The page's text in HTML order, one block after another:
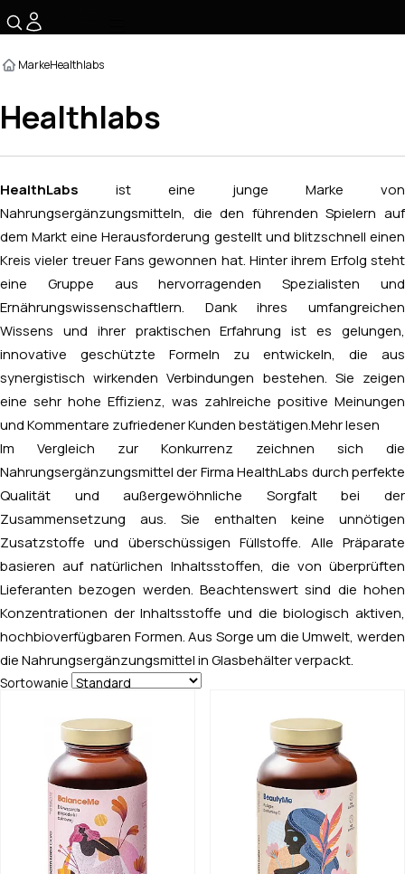
MarkeHealthlabs
Healthlabs
HealthLabs ist eine junge Marke von
Nahrungsergänzungsmitteln, die den führenden Spielern auf
dem Markt eine Herausforderung gestellt und blitzschnell einen
Kreis vieler treuer Fans gewonnen hat. Hinter ihrem Erfolg steht
eine Gruppe aus hervorragenden Spezialisten und
Ernährungswissenschaftlern. Dank ihres umfangreichen
Wissens und ihrer praktischen Erfahrung ist es gelungen,
innovative geschützte Formeln zu entwickeln, die aus
synergistisch wirkenden Verbindungen bestehen. Sie zeigen
eine sehr hohe Effizienz, was zahlreiche positive Meinungen
und Kommentare zufriedener Kunden bestätigen. Mehr lesen
Im Vergleich zur Konkurrenz zeichnen sich die
Nahrungsergänzungsmittel der Firma HealthLabs durch perfekte
Qualität und außergewöhnliche Sorgfalt bei der
Zusammensetzung aus. Sie enthalten keine unnötigen
Zusatzstoffe und überschüssigen Füllstoffe. Alle Präparate
basieren auf natürlichen Inhaltsstoffen, die von überprüften
Lieferanten bezogen werden. Beachtenswert sind die hohen
Konzentrationen der Inhaltsstoffe und die biologisch aktiven,
hochbioverfügbaren Formen. Aus Sorge um die Umwelt, werden
die Nahrungsergänzungsmittel in Glasbehälter verpackt.
Sortowanie